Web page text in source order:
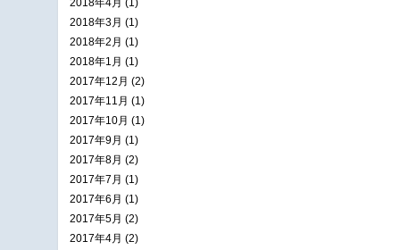
2018年4月 (1)
2018年3月 (1)
2018年2月 (1)
2018年1月 (1)
2017年12月 (2)
2017年11月 (1)
2017年10月 (1)
2017年9月 (1)
2017年8月 (2)
2017年7月 (1)
2017年6月 (1)
2017年5月 (2)
2017年4月 (2)